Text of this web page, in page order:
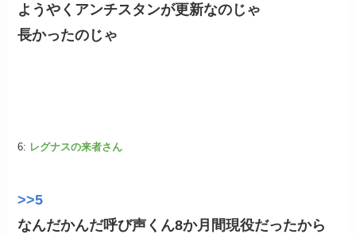
ようやくアンチスタンが更新なのじゃ
長かったのじゃ
6: レグナスの来者さん
>>5
なんだかんだ呼び声くん8か月間現役だったから